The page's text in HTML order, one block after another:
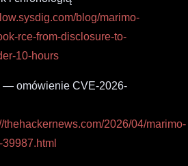
blog/marimo-
rce-from-disclosure-to-
10-hours
— omówienie CVE-2026-
thehackernews.com/2026/04/marimo-